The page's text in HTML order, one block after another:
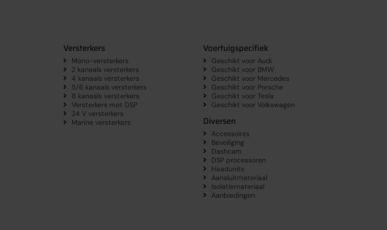
Versterkers
Mono-versterkers
2 kanaals versterkers
4 kanaals versterkers
5/6 kanaals versterkers
8 kanaals versterkers
Versterkers met DSP
24 V versterkers
Marine versterkers
Voertuigspecifiek
Geschikt voor Audi
Geschikt voor BMW
Geschikt voor Mercedes
Geschikt voor Porsche
Geschikt voor Tesla
Geschikt voor Volkswagen
Diversen
Accessoires
Beveiliging
Dashcam
DSP processoren
Headunits
Aansluitmateriaal
Isolatiemateriaal
Aanbiedingen